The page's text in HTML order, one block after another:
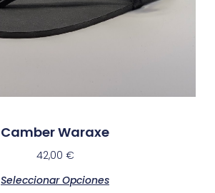
Camber Waraxe
42,00 €
Seleccionar Opciones